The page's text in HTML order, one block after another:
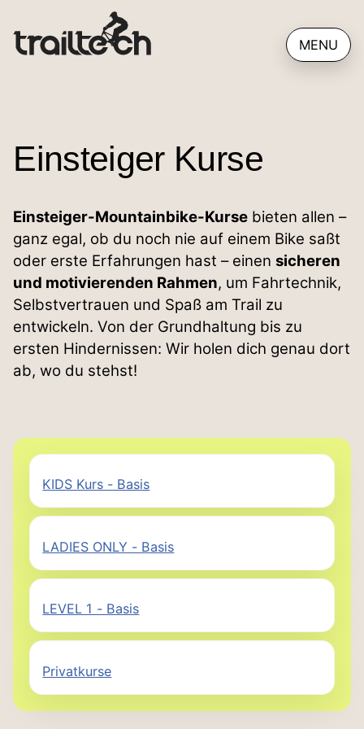
MENU
Einsteiger Kurse
Einsteiger-Mountainbike-Kurse bieten allen –
ganz egal, ob du noch nie auf einem Bike saßt
oder erste Erfahrungen hast – einensicheren
und motivierenden Rahmen, um Fahrtechnik,
Selbstvertrauen und Spaß am Trail zu
entwickeln. Von der Grundhaltung bis zu
ersten Hindernissen: Wir holen dich genau dort
ab, wo du stehst!
KIDS Kurs - Basis
LADIES ONLY - Basis
LEVEL 1 - Basis
Privatkurse
Kontakt
AGB
Datenschutzerklärung
Erklärung zur Barrierefreiheit